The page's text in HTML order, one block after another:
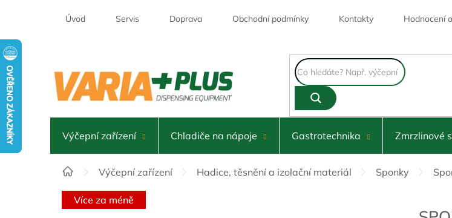
Úvod Servis Doprava Obchodní podmínky Kontakty Hodnocení
Výčepní zařízení Chladiče na nápoje Gastrotechnika Zmrzlinové
DomůVýčepní zařízení Hadice, těsnění a izolační materiál Sponky
Více za méně
Skladem